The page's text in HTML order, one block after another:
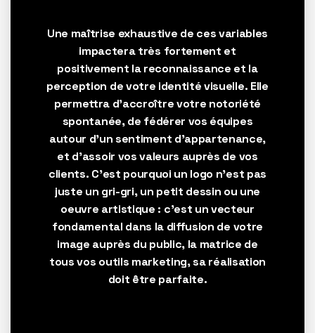
Une maîtrise exhaustive de ces variables
impactera très fortement et
positivement la reconnaissance et la
perception devotre identité visuelle. Elle
permettra d’accroître votre notoriété
spontanée, de fédérer vos équipes
autour d’un sentiment d’appartenance,
et d’assoir vos valeurs auprès de vos
clients. C’est pourquoi un logo n’est pas
juste un gri-gri, un petit dessin ou une
oeuvre artistique : c’est un vecteur
fondamental dans la diffusion de votre
image auprès du public, la matrice de
tous vos outils marketing, sa réalisation
doit être parfaite.